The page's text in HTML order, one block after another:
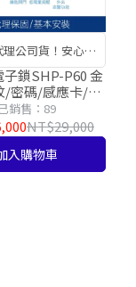
理公司貨！安心有
保障！
鎖SHP-P60 金
/密碼/感應卡/鑰
台灣總代理公司
貨】
銷售：89
NT$29,000
入購物車